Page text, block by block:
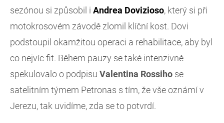
sezónou si způsobil i Andrea Dovizioso, který si při
motokrosovém závodě zlomil klíční kost. Dovi
podstoupil okamžitou operaci a rehabilitace, aby byl
co nejvíc fit. Během pauzy se také intenzivně
spekulovalo o podpisu Valentina Rossiho se
satelitním týmem Petronas s tím, že vše oznámí v
Jerezu, tak uvidíme, zda se to potvrdí.